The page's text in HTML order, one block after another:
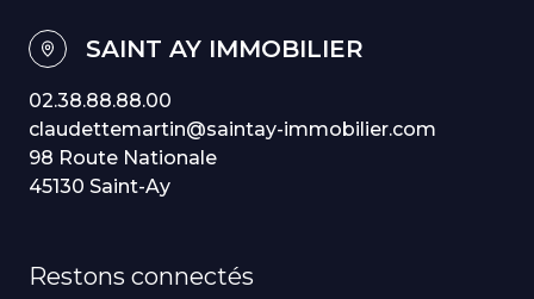
SAINT AY IMMOBILIER
02.38.88.88.00
claudettemartin@saintay-immobilier.com
98 Route Nationale
45130 Saint-Ay
Restons connectés